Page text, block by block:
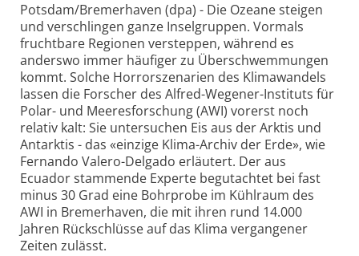
Potsdam/Bremerhaven (dpa) - Die Ozeane steigen
und verschlingen ganze Inselgruppen. Vormals
fruchtbare Regionen versteppen, während es
anderswo immer häufiger zu Überschwemmungen
kommt. Solche Horrorszenarien des Klimawandels
lassen die Forscher des Alfred-Wegener-Instituts für
Polar- und Meeresforschung (AWI) vorerst noch
relativ kalt: Sie untersuchen Eis aus der Arktis und
Antarktis - das «einzige Klima-Archiv der Erde», wie
Fernando Valero-Delgado erläutert. Der aus
Ecuador stammende Experte begutachtet bei fast
minus 30 Grad eine Bohrprobe im Kühlraum des
AWI in Bremerhaven, die mit ihren rund 14.000
Jahren Rückschlüsse auf das Klima vergangener
Zeiten zulässt.